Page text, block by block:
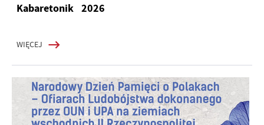
Kabaretonik 2026
WIĘCEJ